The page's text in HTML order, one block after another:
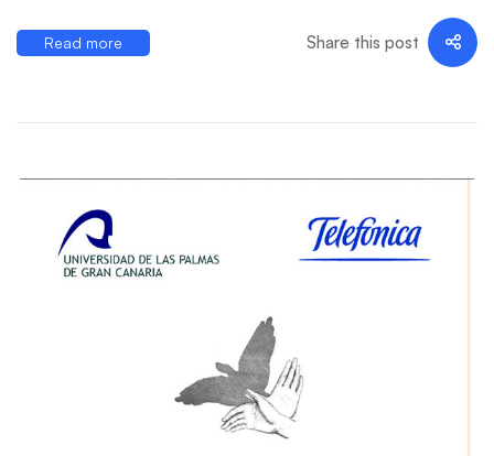
Read more Share this post